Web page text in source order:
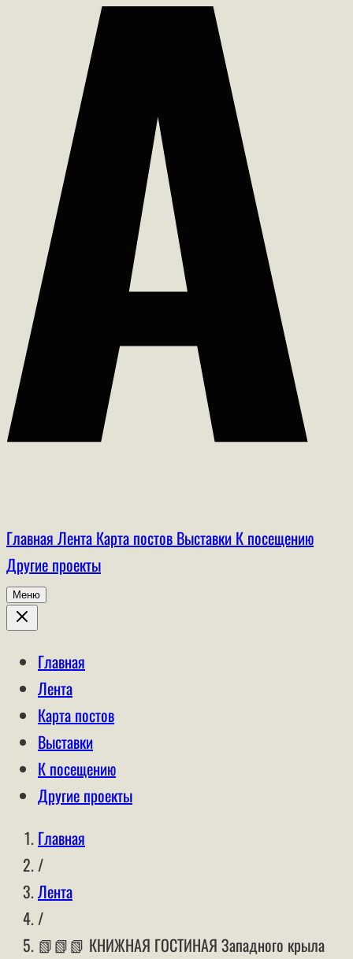
Главная Лента Карта постов Выставки К посещению
Другие проекты
Меню
Главная
Лента
Карта постов
Выставки
К посещению
Другие проекты
Главная
/
Лента
/
📗📗📗 КНИЖНАЯ ГОСТИНАЯ Западного крыла